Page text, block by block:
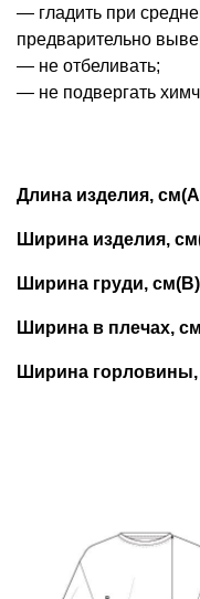
— гладить при
предварительно
— не отбеливать;
— не подвергать
Длина изделия,
Ширина изделия,
Ширина груди, см(В)
Ширина в плечах,
Ширина